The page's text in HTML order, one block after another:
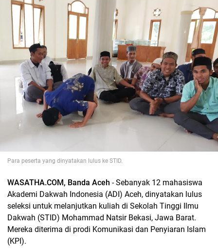
Para peserta yang dinyatakan lulus ke STID.
WASATHA.COM, Banda Aceh - Sebanyak 12 mahasiswa
Akademi Dakwah Indonesia (ADI) Aceh, dinyatakan lulus
seleksi untuk melanjutkan kuliah di Sekolah Tinggi Ilmu
Dakwah (STID) Mohammad Natsir Bekasi, Jawa Barat.
Mereka diterima di prodi Komunikasi dan Penyiaran Islam
(KPI).